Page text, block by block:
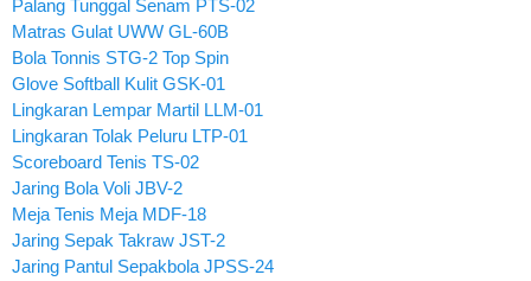
Palang Tunggal Senam PTS-02
Matras Gulat UWW GL-60B
Bola Tonnis STG-2 Top Spin
Glove Softball Kulit GSK-01
Lingkaran Lempar Martil LLM-01
Lingkaran Tolak Peluru LTP-01
Scoreboard Tenis TS-02
Jaring Bola Voli JBV-2
Meja Tenis Meja MDF-18
Jaring Sepak Takraw JST-2
Jaring Pantul Sepakbola JPSS-24